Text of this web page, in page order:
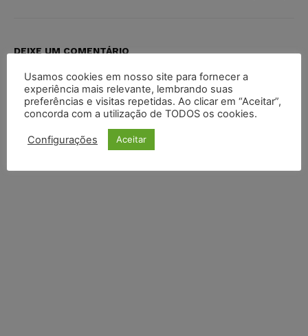
DEIXE UM COMENTÁRIO
Default Comments (0) Facebook Comments Disqus Comments
Usamos cookies em nosso site para fornecer a
experiência mais relevante, lembrando suas
preferências e visitas repetidas. Ao clicar em “Aceitar”,
concorda com a utilização de TODOS os cookies.
Configurações Aceitar